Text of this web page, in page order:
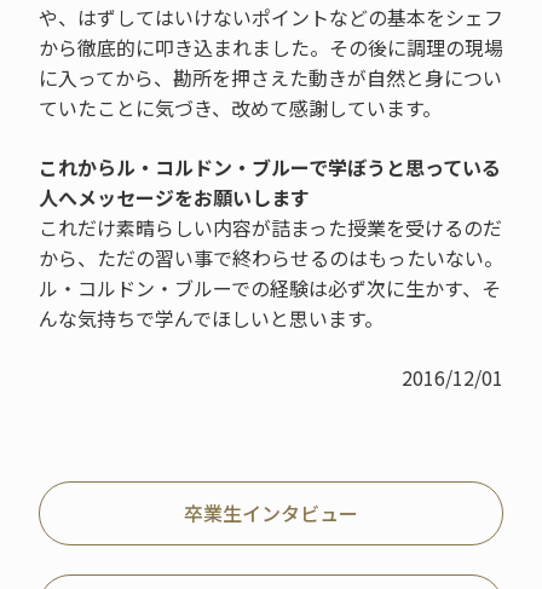
や、はずしてはいけないポイントなどの基本をシェフ
から徹底的に叩き込まれました。その後に調理の現場
に入ってから、勘所を押さえた動きが自然と身につい
ていたことに気づき、改めて感謝しています。
これからル・コルドン・ブルーで学ぼうと思っている
人へメッセージをお願いします
これだけ素晴らしい内容が詰まった授業を受けるのだ
から、ただの習い事で終わらせるのはもったいない。
ル・コルドン・ブルーでの経験は必ず次に生かす、そ
んな気持ちで学んでほしいと思います。
2016/12/01
卒業生インタビュー